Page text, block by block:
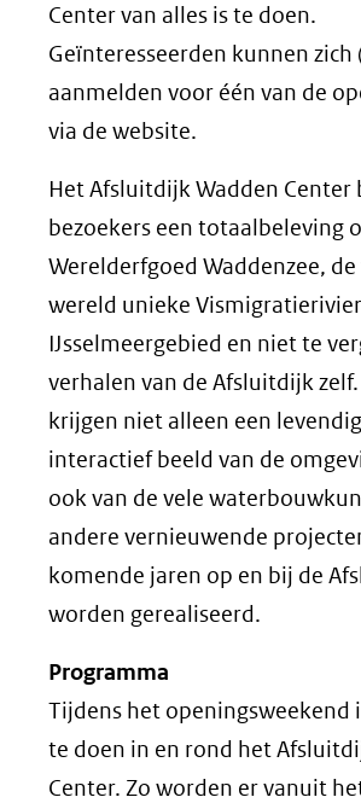
Center van alles is te doen.
Geïnteresseerden kunnen zich
aanmelden voor één van de
via de website.
Het Afsluitdijk Wadden Center
bezoekers een totaalbeleving
Werelderfgoed Waddenzee,
wereld unieke
IJsselmeergebied en niet te
verhalen van de Afsluitdijk
krijgen niet alleen een
interactief beeld van de
ook van de vele
andere vernieuwende
komende jaren op en bij de
worden gerealiseerd.
Programma
Tijdens het openingsweekend
te doen in en rond het
Center. Zo worden er vanuit